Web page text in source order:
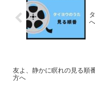
友よ、静かに瞑れの見る順
方へ